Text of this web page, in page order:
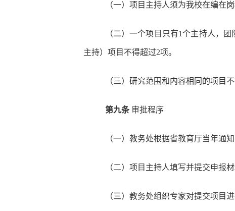
（一）项目主持人须为我校在编在岗
（二）一个项目只有1个主持人，
主持）项目不得超过2项。
（三）研究范围和内容相同的项目
第九条审批程序
（一）教务处根据省教育厅当年通
（二）项目主持人填写并提交申报材
（三）教务处组织专家对提交项目